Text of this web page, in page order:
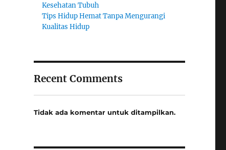
Kesehatan Tubuh
Tips Hidup Hemat Tanpa Mengurangi
Kualitas Hidup
Recent Comments
Tidak ada komentar untuk ditampilkan.